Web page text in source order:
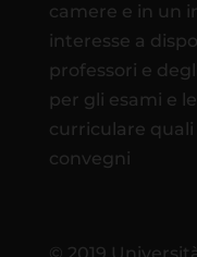
camere e in un
interesse a
professori e
per gli esami e
curriculare quali
convegni